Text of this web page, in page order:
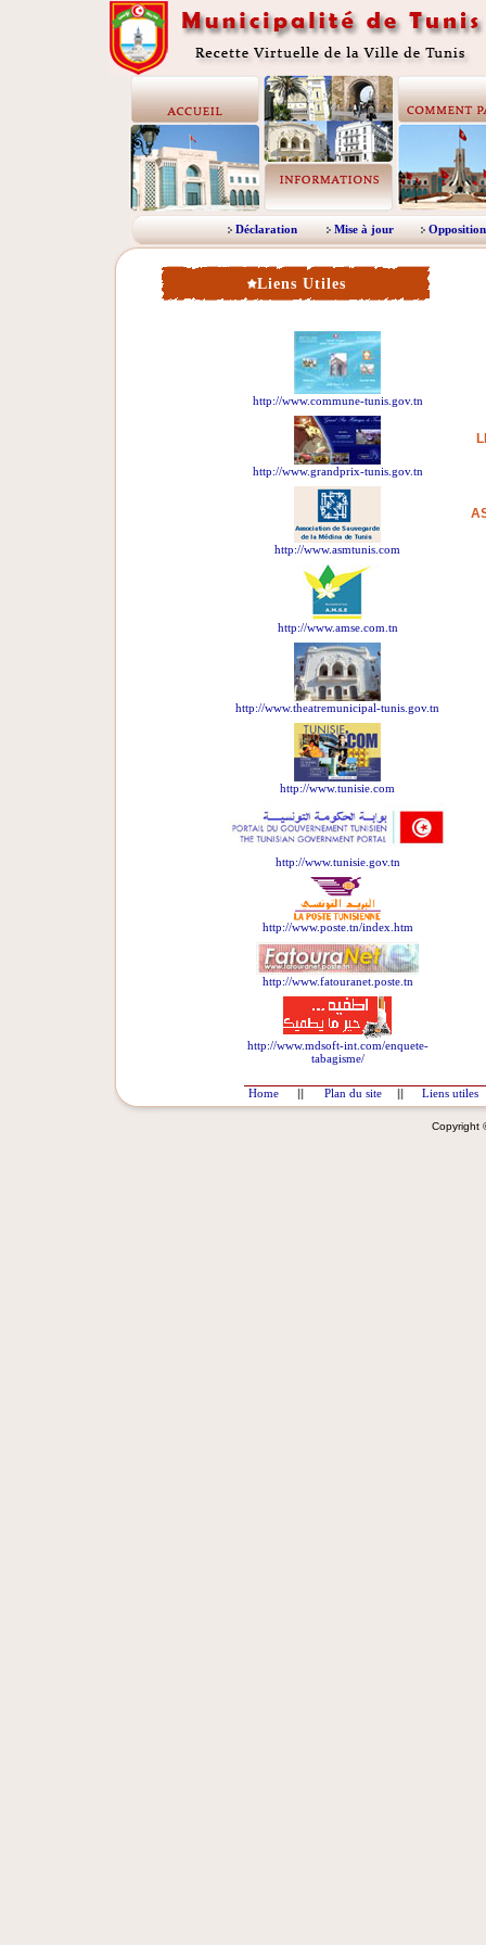
Déclaration Mise à jour Opposition
Liens Utiles
http://www.commune-tunis.gov.tn
http://www.grandprix-tunis.gov.tn
http://www.asmtunis.com
http://www.amse.com.tn
http://www.theatremunicipal-tunis.gov.tn
http://www.tunisie.com
http://www.tunisie.gov.tn
http://www.poste.tn/index.htm
http://www.fatouranet.poste.tn
http://www.mdsoft-int.com/enquete-
tabagisme/
Home || Plan du site || Liens utiles
Copyright